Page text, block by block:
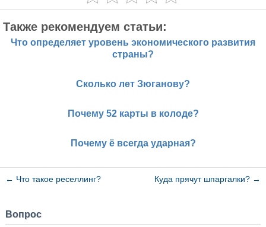
Также рекомендуем статьи:
Что определяет уровень экономического развития
страны?
Сколько лет Зюганову?
Почему 52 карты в колоде?
Почему ё всегда ударная?
← Что такое реселлинг? Куда прячут шпаргалки? →
Вопрос